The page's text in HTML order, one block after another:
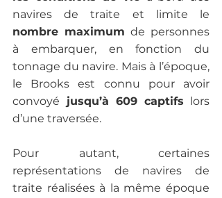
nombre maximum de personnes
à embarquer, en fonction du
tonnage du navire. Mais à l’époque,
le Brooks est connu pour avoir
convoyé jusqu’à 609 captifs lors
d’une traversée.
Pour autant, certaines
représentations de navires de
traite réalisées à la même époque